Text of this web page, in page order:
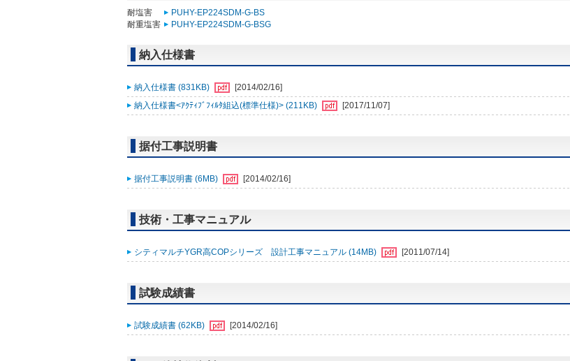
耐塩害
PUHY-EP224SDM-G-BS
耐重塩害
PUHY-EP224SDM-G-BSG
納入仕様書
納入仕様書 (831KB)
[2014/02/16]
納入仕様書<ｱｸﾃｨﾌﾞﾌｨﾙﾀ組込(標準仕様)> (211KB)
[2017/11/07]
据付工事説明書
据付工事説明書 (6MB) [2014/02/16]
技術・工事マニュアル
シティマルチYGR高COPシリーズ 設計工事マニュアル (14MB) [2011/07/14]
試験成績書
試験成績書 (62KB) [2014/02/16]